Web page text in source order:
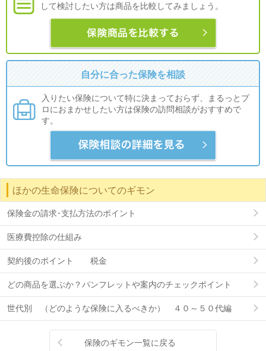
して検討したい方は商品を比較してみましょう。
自分に合った保険を相談
入りたい保険について特に決まっておらず、まるっとプ
ロにおまかせしたい方は保険の訪問相談がおすすめで
す。
ほかの生命保険についてのギモン
保険金の請求･支払方法のポイント
医療費控除の仕組み
契約後のポイント 税金
どの商品を選ぶか？パンフレットや案内のチェックポイント
世代別 （どのような保険に入るべきか） ４０～５０代編
保険のギモン一覧に戻る